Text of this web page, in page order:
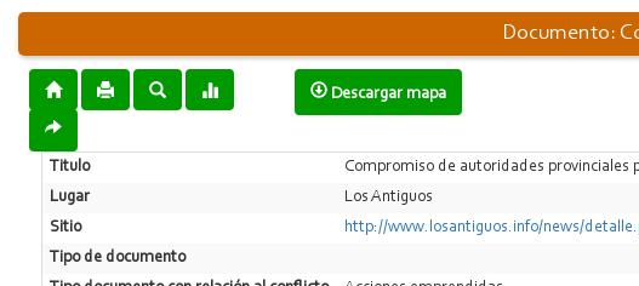
Documento:
Descargar mapa
Titulo
Compromiso de autoridades provinciales
Lugar
Los Antiguos
Sitio
http://www.losantiguos.info/news/
Tipo de documento